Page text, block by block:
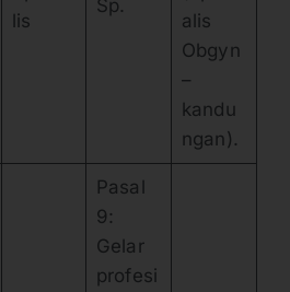
lis
Sp.
alis
Obgyn
–
kandu
ngan).
Pasal
9:
Gelar
profesi